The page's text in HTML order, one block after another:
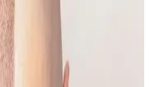
ve Kalıcılık İçin Temel
ile profesyonel fotoğraflarda
allık, highlighter ve dudak
teknikler kullanılmalı, makyaj